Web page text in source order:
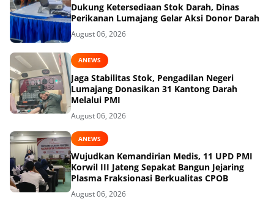
Dukung Ketersediaan Stok Darah, Dinas
Perikanan Lumajang Gelar Aksi Donor Darah
August 06, 2026
ANEWS
Jaga Stabilitas Stok, Pengadilan Negeri
Lumajang Donasikan 31 Kantong Darah
Melalui PMI
August 06, 2026
ANEWS
Wujudkan Kemandirian Medis, 11 UPD PMI
Korwil III Jateng Sepakat Bangun Jejaring
Plasma Fraksionasi Berkualitas CPOB
August 06, 2026